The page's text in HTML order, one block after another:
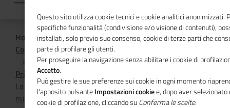
Home
Comunicazione istituzionale per il sistema camerale
Primo Piano
La strategia dell’Ue sul mercato del lavoro nel nuovo
numero di Mosaico Europa
Questo sito utilizza cookie tecnici e cookie analitici anonimizzati.
specifiche funzionalità (condivisione e/o visione di contenuti),
installati, solo previo suo consenso, cookie di terze parti che
parte di profilare gli utenti.
Per proseguire la navigazione senza abilitare i cookie di
Accetto.
Può gestire le sue preferenze sui cookie in ogni momento
l'apposito pulsanteImpostazioni cookiee, dopo aver
cookie di profilazione, cliccando suConferma le scelte.